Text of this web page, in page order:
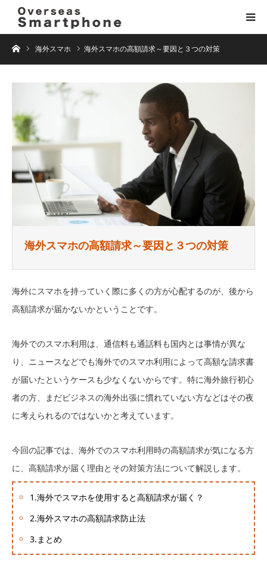
ホーム海外スマホ 海外スマホの高額請求～要因と３つの対策
海外スマホの高額請求～要因と３つの対策
海外にスマホを持っていく際に多くの方が心配するのが、後から
高額請求が届かないかということです。
海外でのスマホ利用は、通信料も通話料も国内とは事情が異な
り、ニュースなどでも海外でのスマホ利用によって高額な請求書
が届いたというケースも少なくないからです。特に海外旅行初心
者の方、まだビジネスの海外出張に慣れていない方などはその夜
に考えられるのではないかと考えています。
今回の記事では、海外でのスマホ利用時の高額請求が気になる方
に、高額請求が届く理由とその対策方法について解説します。
1.海外でスマホを使用すると高額請求が届く？
2.海外スマホの高額請求防止法
3.まとめ